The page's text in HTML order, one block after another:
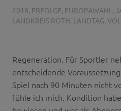
2018, ERFOLGE, EUROPAWAHL ,
LANDKREIS ROTH, LANDTAG,
Regeneration. Für Sportler
entscheidende
Spiel nach 90 Minuten nicht
fühle ich mich. Kondition